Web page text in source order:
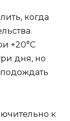
когда
+20°C
дня, но
к